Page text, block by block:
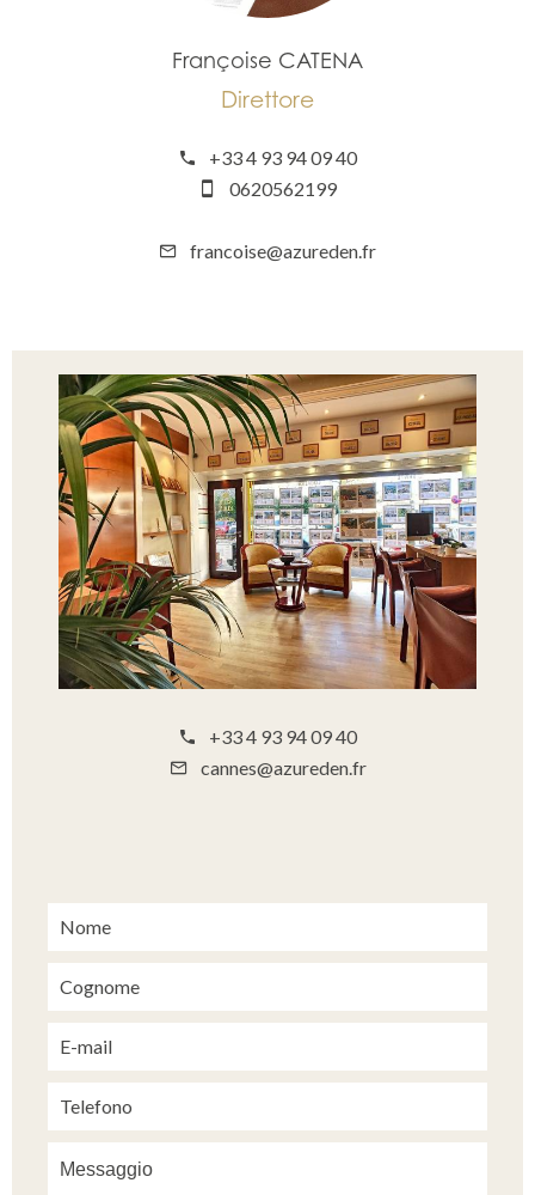
Françoise CATENA
Direttore
+33 4 93 94 09 40
0620562199
francoise@azureden.fr
+33 4 93 94 09 40
cannes@azureden.fr